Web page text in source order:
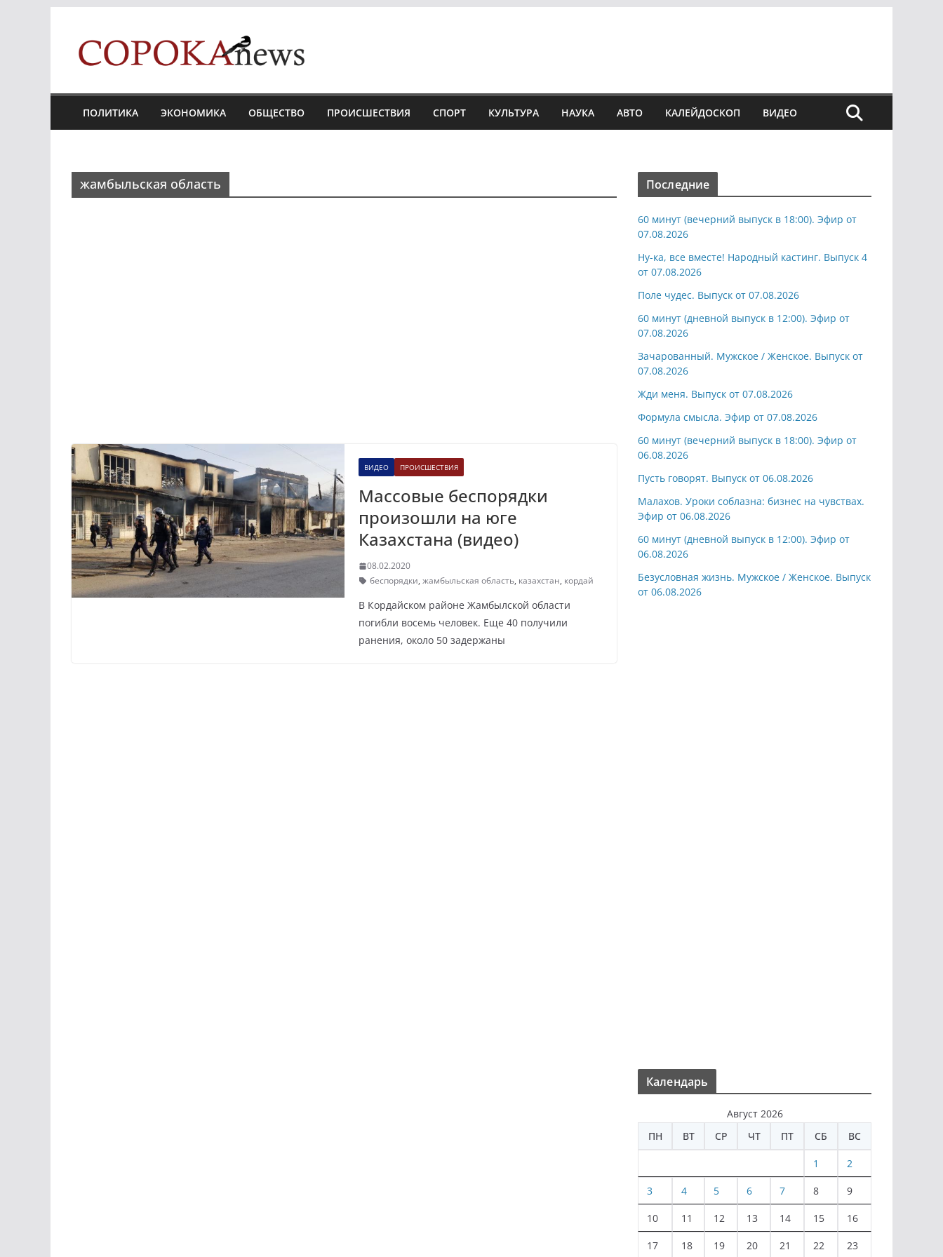
content
ПОЛИТИКА ЭКОНОМИКА ОБЩЕСТВО ПРОИСШЕСТВИЯ СПОРТ КУЛЬТУРА НАУКА АВТО КАЛЕЙДОСКОП ВИДЕО
жамбыльская область
ВИДЕО ПРОИСШЕСТВИЯ
Массовые беспорядки
произошли на юге
Казахстана (видео)
08.02.2020
беспорядки, жамбыльская область, казахстан, кордай
В Кордайском районе Жамбылской области
погибли восемь человек. Еще 40 получили
ранения, около 50 задержаны
Последние
60 минут (вечерний выпуск в 18:00). Эфир от
07.08.2026
Ну-ка, все вместе! Народный кастинг. Выпуск 4
от 07.08.2026
Поле чудес. Выпуск от 07.08.2026
60 минут (дневной выпуск в 12:00). Эфир от
07.08.2026
Зачарованный. Мужское / Женское. Выпуск от
07.08.2026
Жди меня. Выпуск от 07.08.2026
Формула смысла. Эфир от 07.08.2026
60 минут (вечерний выпуск в 18:00). Эфир от
06.08.2026
Пусть говорят. Выпуск от 06.08.2026
Малахов. Уроки соблазна: бизнес на чувствах.
Эфир от 06.08.2026
60 минут (дневной выпуск в 12:00). Эфир от
06.08.2026
Безусловная жизнь. Мужское / Женское. Выпуск
от 06.08.2026
Календарь
Август 2026
ПН
ВТ СР ЧТ ПТ СБ ВС
1 2
3 4 5 6 7 8 9
10 11 12 13 14 15 16
17 18 19 20 21 22 23